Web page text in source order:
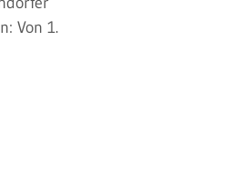
Von 1.